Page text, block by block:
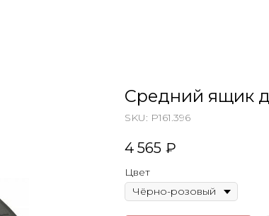
Средний ящик
SKU: P161.396
4 565 ₽
Цвет